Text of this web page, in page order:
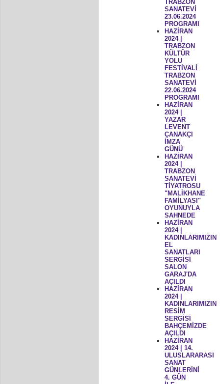
TRABZON
SANATEVİ
23.06.2024
PROGRAMI
HAZİRAN
2024 |
TRABZON
KÜLTÜR
YOLU
FESTİVALİ
TRABZON
SANATEVİ
22.06.2024
PROGRAMI
HAZİRAN
2024 |
YAZAR
LEVENT
ÇANAKÇI
İMZA
GÜNÜ
HAZİRAN
2024 |
TRABZON
SANATEVİ
TİYATROSU
"MALİKHANE
FAMİLYASI"
OYUNUYLA
SAHNEDE
HAZİRAN
2024 |
KADINLARIMIZIN
EL
SANATLARI
SERGİSİ
SALON
GARAJ'DA
AÇILDI
HAZİRAN
2024 |
KADINLARIMIZIN
RESİM
SERGİSİ
BAHÇEMİZDE
AÇILDI
HAZİRAN
2024 | 14.
ULUSLARARASI
SANAT
GÜNLERİNİ
4. GÜN